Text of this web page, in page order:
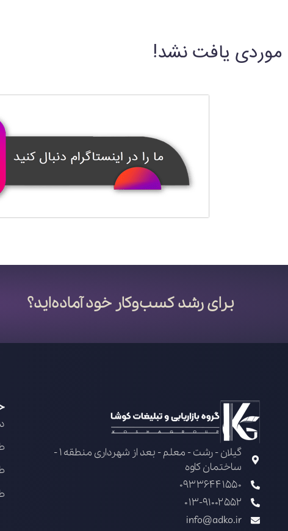
موردی یافت نشد!
برای رشد کسب‌وکار خود آماده‌اید؟
گیلان - رشت - معلم - بعد از شهرداری منطقه 1 -
ساختمان کاوه
09336441550
013-91002552
info@adko.ir